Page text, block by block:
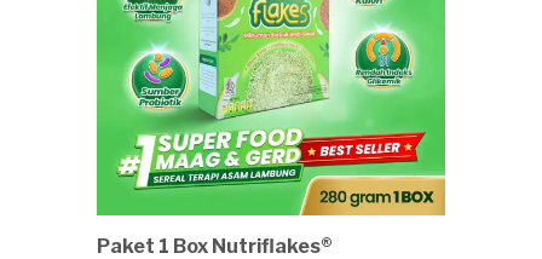
Paket 1 Box Nutriflakes®